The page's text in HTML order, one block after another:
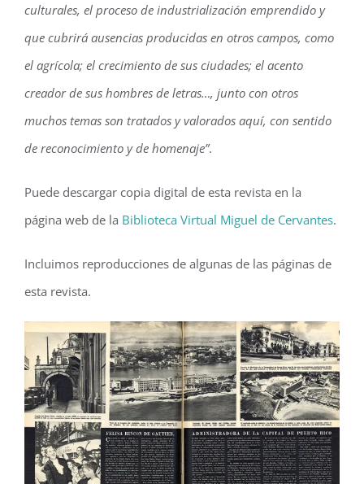
culturales, el proceso de industrialización emprendido y
que cubrirá ausencias producidas en otros campos, como
el agrícola; el crecimiento de sus ciudades; el acento
creador de sus hombres de letras…, junto con otros
muchos temas son tratados y valorados aquí, con sentido
de reconocimiento y de homenaje”.
Puede descargar copia digital de esta revista en la
página web de la Biblioteca Virtual Miguel de Cervantes.
Incluimos reproducciones de algunas de las páginas de
esta revista.